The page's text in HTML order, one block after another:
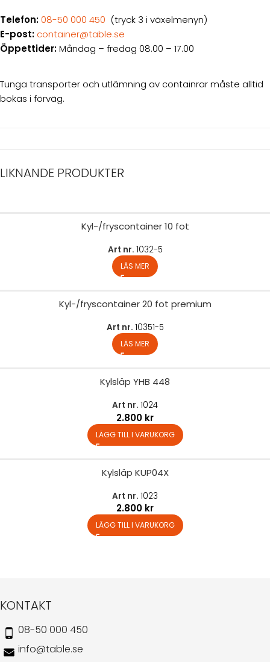
Telefon:08-50 000 450 (tryck 3 i växelmenyn)
E-post: container@table.se
Öppettider:Måndag – fredag 08.00 – 17.00
Tunga transporter och utlämning av containrar måste alltid
bokas i förväg.
LIKNANDE PRODUKTER
Kyl-/fryscontainer 10 fot
Art nr. 1032-5
LÄS MER
Kyl-/fryscontainer 20 fot premium
Art nr. 10351-5
LÄS MER
Kylsläp YHB 448
Art nr. 1024
2.800 kr
LÄGG TILL I VARUKORG
Kylsläp KUP04X
Art nr. 1023
2.800 kr
LÄGG TILL I VARUKORG
KONTAKT
08-50 000 450
info@table.se